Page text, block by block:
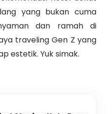
yang bukan cuma
dan ramah di
traveling Gen Z yang
estetik. Yuk simak.